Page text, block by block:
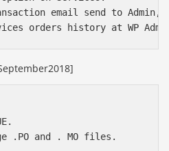
email send to Admin,